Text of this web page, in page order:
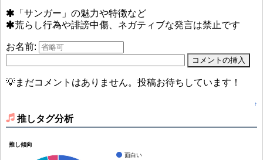
「サンガー」の魅力や特徴など
荒らし行為や誹謗中傷、ネガティブな発言は禁止です
お名前:
💡まだコメントはありません。投稿お待ちしています！
↑
推しタグ分析
推し傾向
面白い